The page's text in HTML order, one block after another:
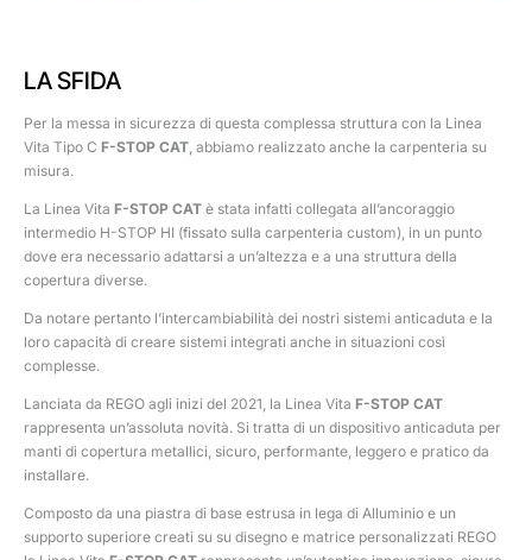
LA SFIDA
Per la messa in sicurezza di questa complessa struttura con la Linea
Vita Tipo C F-STOP CAT, abbiamo realizzato anche la carpenteria su
misura.
La Linea Vita F-STOP CAT è stata infatti collegata all’ancoraggio
intermedio H-STOP HI (fissato sulla carpenteria custom), in un punto
dove era necessario adattarsi a un’altezza e a una struttura della
copertura diverse.
Da notare pertanto l’intercambiabilità dei nostri sistemi anticaduta e la
loro capacità di creare sistemi integrati anche in situazioni così
complesse.
Lanciata da REGO agli inizi del 2021, la Linea Vita F-STOP CAT
rappresenta un’assoluta novità. Si tratta di un dispositivo anticaduta per
manti di copertura metallici, sicuro, performante, leggero e pratico da
installare.
Composto da una piastra di base estrusa in lega di Alluminio e un
supporto superiore creati su su disegno e matrice personalizzati REGO